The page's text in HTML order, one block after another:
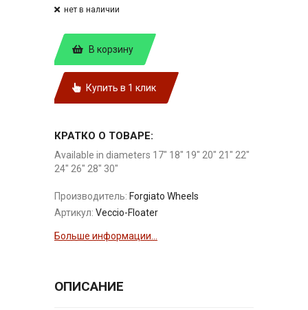
нет в наличии
В корзину
Купить в 1 клик
КРАТКО О ТОВАРЕ:
Available in diameters 17" 18" 19" 20" 21" 22"
24" 26" 28" 30"
Производитель: Forgiato Wheels
Артикул: Veccio-Floater
Больше информации...
ОПИСАНИЕ